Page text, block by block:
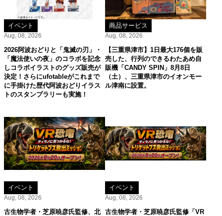
イベント
Aug, 08, 2026
2026阿波おどりと「鬼滅の刃」・
「魔法使いの夜」のコラボを記念
しコラボイラストのグッズ販売が
決定！さらにufotableがこれまで
に手掛けた歴代阿波おどりイラス
トのスタンプラリーも実施！
商品サービス
Aug, 08, 2026
【三重県津市】1日最大176個を販
売した、行列のできるわたあめ自
販機「CANDY SPIN」8月8日
（土）、三重県津市のイオンモー
ル津南に設置。
イベント
Aug, 08, 2026
古生物学者・芝原暁彦氏監修、北
イベント
Aug, 08, 2026
古生物学者・芝原暁彦氏監修「VR